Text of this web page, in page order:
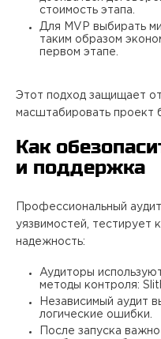
стоимость этапа.
Для MVP выбирать
таким образом
первом этапе.
Этот подход защищает
масштабировать проект
Как
и поддержка
Профессиональный
уязвимостей, тестирует
надежность:
Аудиторы
методы контроля:
Независимый аудит
логические ошибки.
После запуска